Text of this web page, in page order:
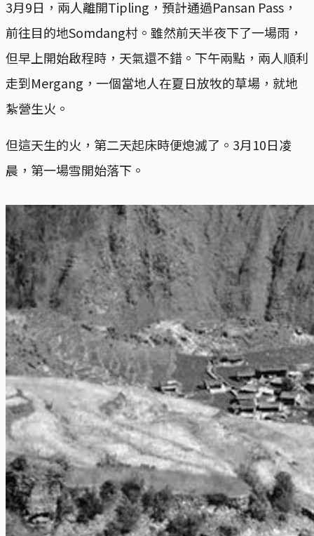
3月9日，兩人離開Tipling，預計通過Pansan Pass，
前往目的地Somdang村。雖然前天半夜下了一場雨，
但早上開始啟程時，天氣還不錯。下午兩點，兩人順利
走到Mergang，一個當地人在夏日放牧的草場，就地
紮營生火。
但這天生的火，第二天起床時便熄滅了。3月10日凌
晨，第一場雪開始落下。